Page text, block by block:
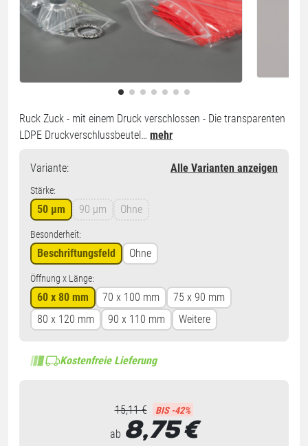
Ruck Zuck - mit einem Druck verschlossen - Die transparenten
LDPE Druckverschlussbeutel… mehr
Variante: Alle Varianten anzeigen
Stärke:
50 µm 90 µm Ohne
Besonderheit:
Beschriftungsfeld Ohne
Öffnung x Länge:
60 x 80 mm 70 x 100 mm
75 x 90 mm
80 x 120 mm
90 x 110 mm Weitere
Kostenfreie Lieferung
15,11 € BIS -42%
ab 8,75€